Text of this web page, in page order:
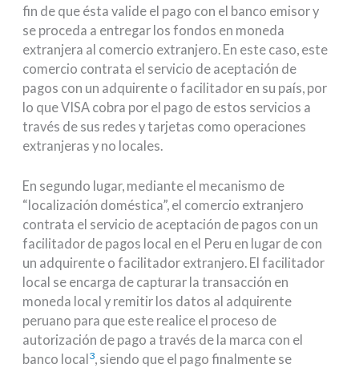
fin de que ésta valide el pago con el banco emisor y
se proceda a entregar los fondos en moneda
extranjera al comercio extranjero. En este caso, este
comercio contrata el servicio de aceptación de
pagos con un adquirente o facilitador en su país, por
lo que VISA cobra por el pago de estos servicios a
través de sus redes y tarjetas como operaciones
extranjeras y no locales.
En segundo lugar, mediante el mecanismo de
“localización doméstica”, el comercio extranjero
contrata el servicio de aceptación de pagos con un
facilitador de pagos local en el Peru en lugar de con
un adquirente o facilitador extranjero. El facilitador
local se encarga de capturar la transacción en
moneda local y remitir los datos al adquirente
peruano para que este realice el proceso de
autorización de pago a través de la marca con el
banco local 3, siendo que el pago finalmente se